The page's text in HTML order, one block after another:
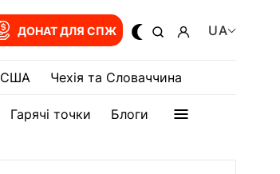
ДОНАТ ДЛЯ СПЖ UA
США Чехія та Словаччина
Гарячі точки Блоги